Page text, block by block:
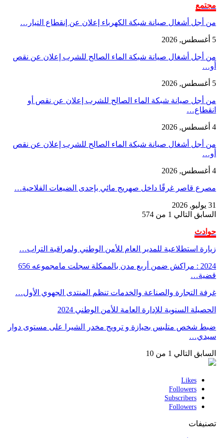
مجتمع
من أجل أشغال صيانة شبكة الكهرباء إعلان عن إنقطاع التيار…
5 أغسطس, 2026
من أجل أشغال صيانة شبكة الماء الصالح للشرب إعلان عن نقص
أو…
5 أغسطس, 2026
من أجل صيانة شبكة الماء الصالح للشرب إعلان عن نقص أو
انقطاع…
4 أغسطس, 2026
من أجل أشغال صيانة شبكة الماء الصالح للشرب إعلان عن نقص
أو…
4 أغسطس, 2026
مصرع قاصر غرقًا داخل صهريج مائي بإحدى الضيعات الفلاحية…
31 يوليو, 2026
السابق التالي 1 من 574
حوادث
زيارة استطلاعية للمدير العام للأمن الوطني ولمراقبة التراب…
2024 : مراكش ضمن أربع مدن بالممكلة سجلت مامجموعه 656
قضية…
غرفة التجارة والصناعة والخدمات تنظم المنتدى الجهوي الأول…
الحصيلة السنوية للإدارة العامة للأمن الوطني 2024
ضبط شخص متلبس بحيازة و ترويج مخدر الشيرا على مستوى دوار
سيدي…
السابق التالي 1 من 10
Likes
Followers
Subscribers
Followers
تصنيفات